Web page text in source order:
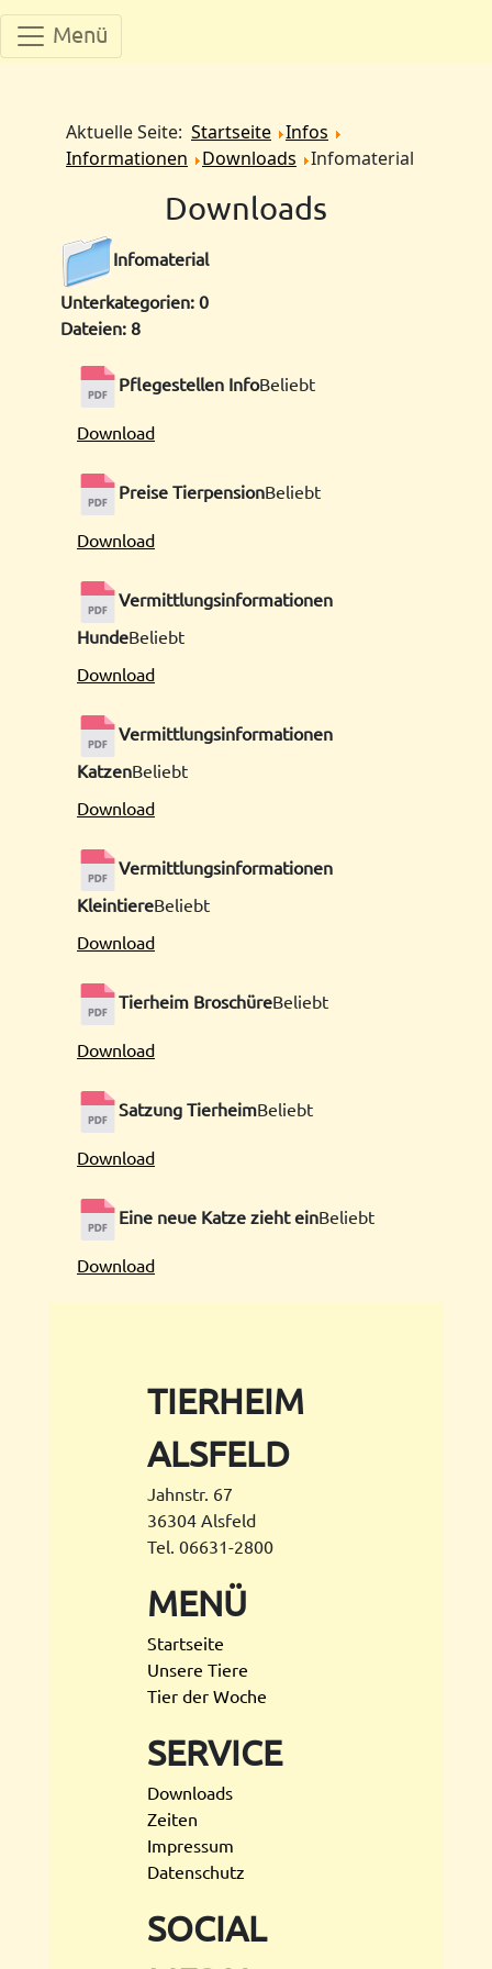
Menü
Aktuelle Seite: Startseite Infos
Informationen
Downloads Infomaterial
Downloads
Infomaterial
Unterkategorien: 0
Dateien: 8
Pflegestellen InfoBeliebt
Download
Preise TierpensionBeliebt
Download
Vermittlungsinformationen
HundeBeliebt
Download
Vermittlungsinformationen
KatzenBeliebt
Download
Vermittlungsinformationen
KleintiereBeliebt
Download
Tierheim BroschüreBeliebt
Download
Satzung TierheimBeliebt
Download
Eine neue Katze zieht einBeliebt
Download
TIERHEIM
ALSFELD
Jahnstr. 67
36304 Alsfeld
Tel. 06631-2800
MENÜ
Startseite
Unsere Tiere
Tier der Woche
SERVICE
Downloads
Zeiten
Impressum
Datenschutz
SOCIAL